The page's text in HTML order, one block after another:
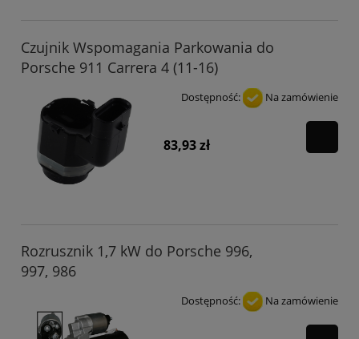
Czujnik Wspomagania Parkowania do
Porsche 911 Carrera 4 (11-16)
Dostępność: Na zamówienie
83,93 zł
Rozrusznik 1,7 kW do Porsche 996,
997, 986
Dostępność: Na zamówienie